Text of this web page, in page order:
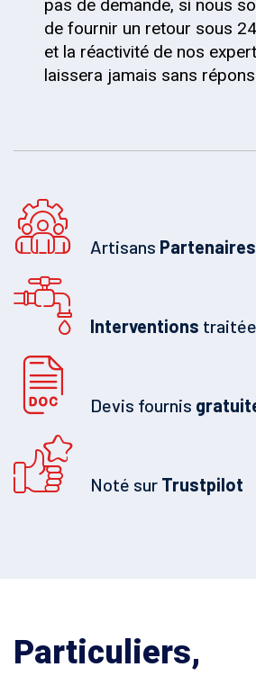
pas de demande, si nous
de fournir un retour sous
et la réactivité de nos
laissera jamais sans
Artisans Partenaires
Interventions
Devis fournis
Noté sur Trustpilot
Particuliers,